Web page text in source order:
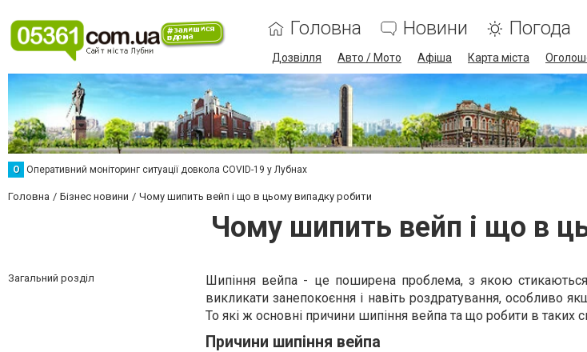
Головна Новини Погода
Дозвілля Авто / Мото Афіша Карта міста
О Оперативний моніторинг ситуації довкола COVID-19 у Лубнах
Головна Бізнес новини Чому шипить вейп і що в цьому випадку робити
Чому шипить вейп і що в
Загальний розділ
Шипіння вейпа - це поширена проблема, з якою
викликати занепокоєння і навіть роздратування, особливо
То які ж основні причини шипіння вейпа та що робити в таких
Причини шипіння вейпа